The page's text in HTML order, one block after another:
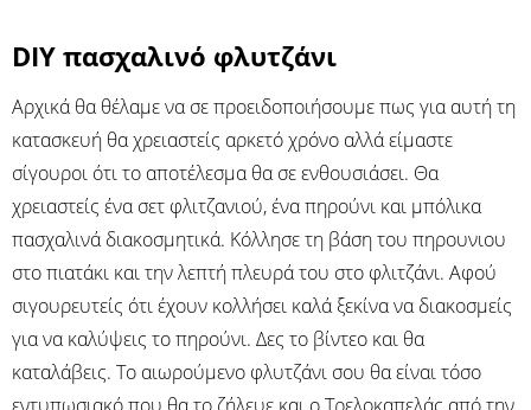
DIY πασχαλινό φλυτζάνι
Αρχικά θα θέλαμε να σε προειδοποιήσουμε πως για αυτή τη
κατασκευή θα χρειαστείς αρκετό χρόνο αλλά είμαστε
σίγουροι ότι το αποτέλεσμα θα σε ενθουσιάσει. Θα
χρειαστείς ένα σετ φλιτζανιού, ένα πηρούνι και μπόλικα
πασχαλινά διακοσμητικά. Κόλλησε τη βάση του πηρουνιου
στο πιατάκι και την λεπτή πλευρά του στο φλιτζάνι. Αφού
σιγουρευτείς ότι έχουν κολλήσει καλά ξεκίνα να διακοσμείς
για να καλύψεις το πηρούνι. Δες το βίντεο και θα
καταλάβεις. Το αιωρούμενο φλυτζάνι σου θα είναι τόσο
εντυπωσιακό που θα το ζήλευε και ο Τρελοκαπελάς από την